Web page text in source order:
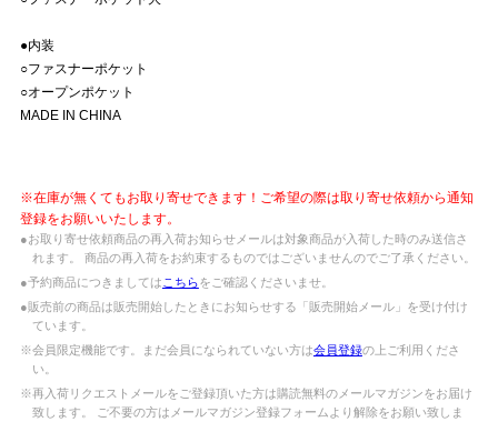
●内装
○ファスナーポケット
○オープンポケット
MADE IN CHINA
※在庫が無くてもお取り寄せできます！ご希望の際は取り寄せ依頼から通知
登録をお願いいたします。
●お取り寄せ依頼商品の再入荷お知らせメールは対象商品が入荷した時のみ送信さ
れます。 商品の再入荷をお約束するものではございませんのでご了承ください。
●予約商品につきましては こちらをご確認くださいませ。
●販売前の商品は販売開始したときにお知らせする「販売開始メール」を受け付け
ています。
※会員限定機能です。まだ会員になられていない方は会員登録の上ご利用くださ
い。
※再入荷リクエストメールをご登録頂いた方は購読無料のメールマガジンをお届け
致します。 ご不要の方はメールマガジン登録フォームより解除をお願い致しま